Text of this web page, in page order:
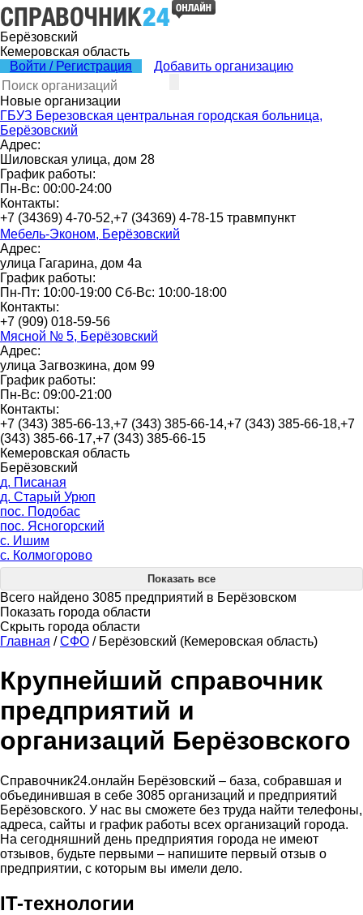
Берёзовский
Кемеровская область
Войти / Регистрация
Добавить организацию
Новые организации
ГБУЗ Березовская центральная городская больница,
Берёзовский
Адрес:
Шиловская улица, дом 28
График работы:
Пн-Вс: 00:00-24:00
Контакты:
+7 (34369) 4-70-52,+7 (34369) 4-78-15 травмпункт
Мебель-Эконом, Берёзовский
Адрес:
улица Гагарина, дом 4а
График работы:
Пн-Пт: 10:00-19:00 Сб-Вс: 10:00-18:00
Контакты:
+7 (909) 018-59-56
Мясной № 5, Берёзовский
Адрес:
улица Загвозкина, дом 99
График работы:
Пн-Вс: 09:00-21:00
Контакты:
+7 (343) 385-66-13,+7 (343) 385-66-14,+7 (343) 385-66-18,+7
(343) 385-66-17,+7 (343) 385-66-15
Кемеровская область
Берёзовский
д. Писаная
д. Старый Урюп
пос. Подобас
пос. Ясногорский
с. Ишим
с. Колмогорово
Показать все
Всего найдено 3085 предприятий в Берёзовском
Показать города области
Скрыть города области
Главная / СФО / Берёзовский (Кемеровская область)
Крупнейший справочник
предприятий и
организаций Берёзовского
Справочник24.онлайн Берёзовский – база, собравшая и
объединившая в себе 3085 организаций и предприятий
Берёзовского. У нас вы сможете без труда найти телефоны,
адреса, сайты и график работы всех организаций города.
На сегодняшний день предприятия города не имеют
отзывов, будьте первыми – напишите первый отзыв о
предприятии, с которым вы имели дело.
IT-технологии